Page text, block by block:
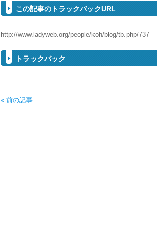
この記事のトラックバックURL
http://www.ladyweb.org/people/koh/blog/tb.php/737
トラックバック
« 前の記事